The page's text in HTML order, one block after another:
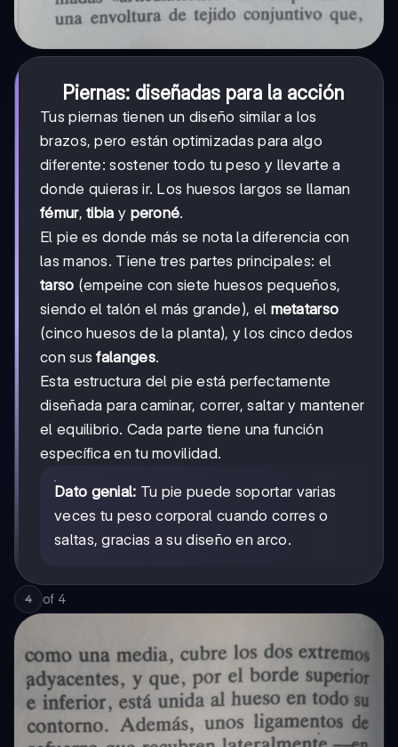
Piernas: diseñadas para la acción
Tus piernas tienen un diseño similar a los
brazos, pero están optimizadas para algo
diferente: sostener todo tu peso y llevarte a
donde quieras ir. Los huesos largos se llaman
fémur,tibia y peroné.
El pie es donde más se nota la diferencia con
las manos. Tiene tres partes principales: el
tarso (empeine con siete huesos pequeños,
siendo el talón el más grande), el metatarso
(cinco huesos de la planta), y los cinco dedos
con susfalanges.
Esta estructura del pie está perfectamente
diseñada para caminar, correr, saltar y mantener
el equilibrio. Cada parte tiene una función
específica en tu movilidad.
Dato genial: Tu pie puede soportar varias
veces tu peso corporal cuando corres o
saltas, gracias a su diseño en arco.
4 of 4